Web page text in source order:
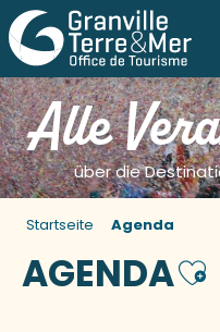
Alle
über die
Startseite Agenda
AGENDA